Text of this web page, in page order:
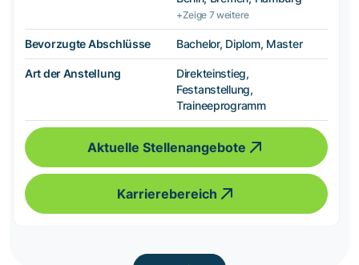
+Zeige 7 weitere
Bevorzugte Abschlüsse Bachelor, Diplom, Master
Art der Anstellung
Direkteinstieg,
Festanstellung,
Traineeprogramm
Aktuelle Stellenangebote
Karrierebereich